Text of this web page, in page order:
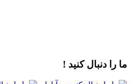
ما را دنبال کنید !